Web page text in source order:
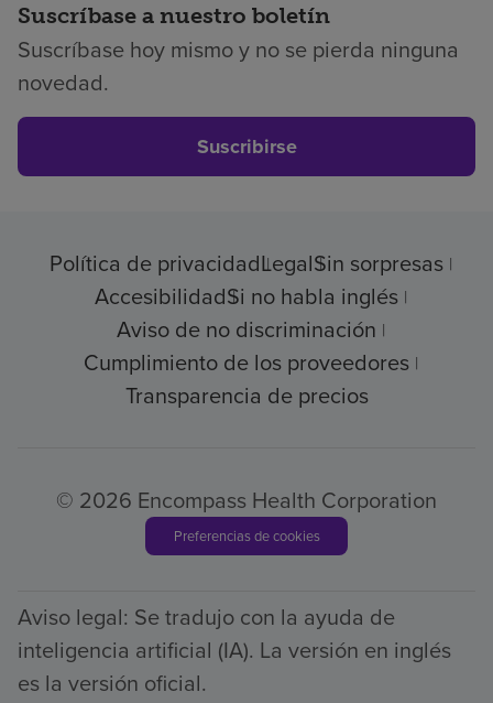
Suscríbase a nuestro boletín
Suscríbase hoy mismo y no se pierda ninguna
novedad.
Suscribirse
Política de privacidadLegalSin sorpresas
AccesibilidadSi no habla inglés
Aviso de no discriminación
Cumplimiento de los proveedores
Transparencia de precios
© 2026 Encompass Health Corporation
Preferencias de cookies
Aviso legal: Se tradujo con la ayuda de
inteligencia artificial (IA). La versión en inglés
es la versión oficial.